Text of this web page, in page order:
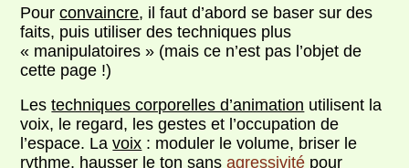
Pourconvaincre, il faut d’abord se baser sur des
faits, puis utiliser des techniques plus
« manipulatoires » (mais ce n’est pas l’objet de
cette page !)
Lestechniques corporelles d’animation utilisent la
voix, le regard, les gestes et l’occupation de
l’espace. Lavoix : moduler le volume, briser le
rythme, hausser le ton sansagressivité pour